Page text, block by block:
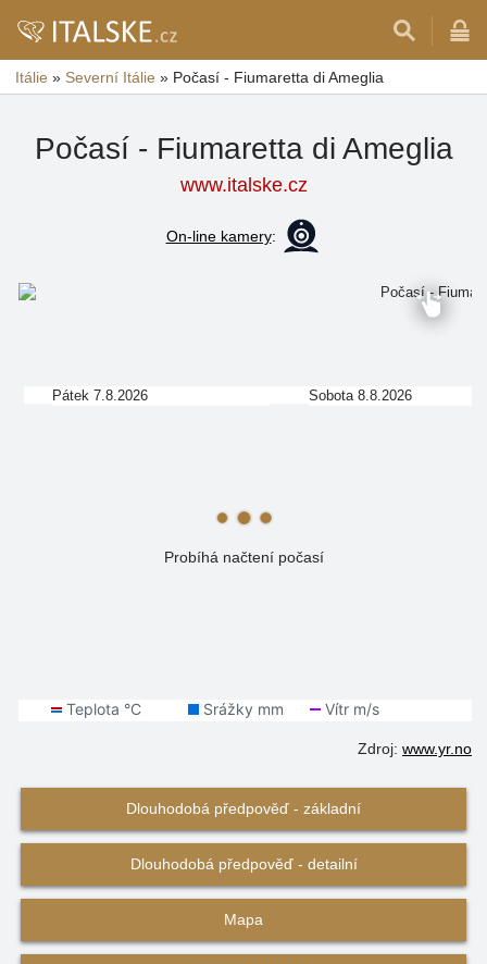
Itálie » Severní Itálie » Počasí - Fiumaretta di Ameglia
Počasí - Fiumaretta di Ameglia
www.italske.cz
On-line kamery:
Probíhá načtení počasí
Pátek 7.8.2026 Sobota 8.8.2026
Zdroj: www.yr.no
Dlouhodobá předpověď - základní
Dlouhodobá předpověď - detailní
Mapa